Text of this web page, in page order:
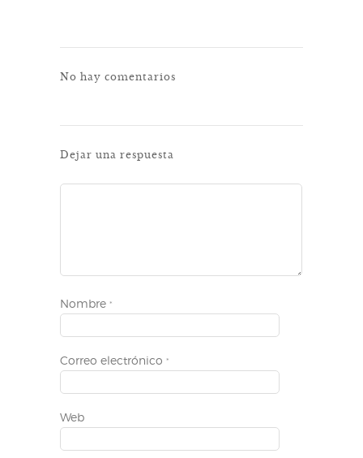
No hay comentarios
Dejar una respuesta
Nombre *
Correo electrónico *
Web